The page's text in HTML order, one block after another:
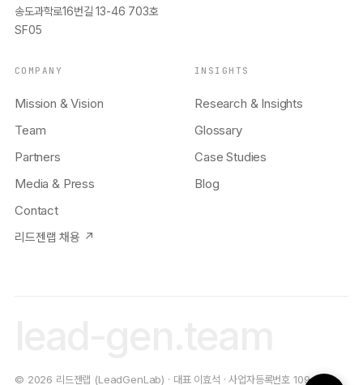
송도과학로16번길 13-46 703호
SF05
COMPANY
Mission & Vision
Team
Partners
Media & Press
Contact
리드젠랩 채용 ↗
INSIGHTS
Research & Insights
Glossary
Case Studies
Blog
© 2026 리드젠랩 (LeadGenLab) · 대표 이효석 · 사업자등록번호 109-19-